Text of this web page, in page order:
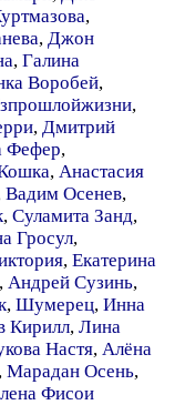
,
, Джон
, Галина
Воробей,
,
, Дмитрий
Фефер,
, Анастасия
Вадим Осенев,
, Суламита Занд,
Гросул,
, Екатерина
, Андрей Сузинь,
, Шумерец, Инна
Кирилл, Лина
Настя, Алёна
, Марадан Осень,
Фисои